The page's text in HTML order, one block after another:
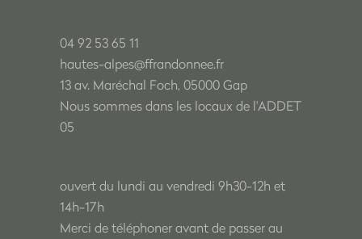
04 92 53 65 11
hautes-alpes@ffrandonnee.fr
13 av. Maréchal Foch, 05000 Gap
Nous sommes dans les locaux de l'ADDET
05
ouvert du lundi au vendredi 9h30-12h et
14h-17h
Merci de téléphoner avant de passer au